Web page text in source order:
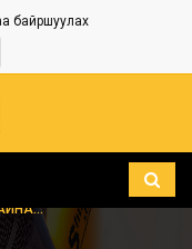
байршуулах